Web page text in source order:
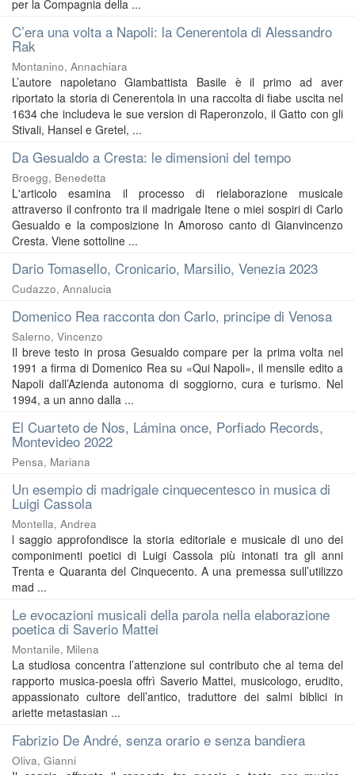
per la Compagnia della ...
C’era una volta a Napoli: la Cenerentola di Alessandro
Rak
Montanino, Annachiara
L’autore napoletano Giambattista Basile è il primo ad aver
riportato la storia di Cenerentola in una raccolta di fiabe uscita nel
1634 che includeva le sue version di Raperonzolo, il Gatto con gli
Stivali, Hansel e Gretel, ...
Da Gesualdo a Cresta: le dimensioni del tempo
Broegg, Benedetta
L'articolo esamina il processo di rielaborazione musicale
attraverso il confronto tra il madrigale Itene o miei sospiri di Carlo
Gesualdo e la composizione In Amoroso canto di Gianvincenzo
Cresta. Viene sottoline ...
Dario Tomasello, Cronicario, Marsilio, Venezia 2023
Cudazzo, Annalucia
Domenico Rea racconta don Carlo, principe di Venosa
Salerno, Vincenzo
Il breve testo in prosa Gesualdo compare per la prima volta nel
1991 a firma di Domenico Rea su «Qui Napoli», il mensile edito a
Napoli dall’Azienda autonoma di soggiorno, cura e turismo. Nel
1994, a un anno dalla ...
El Cuarteto de Nos, Lámina once, Porfiado Records,
Montevideo 2022
Pensa, Mariana
Un esempio di madrigale cinquecentesco in musica di
Luigi Cassola
Montella, Andrea
l saggio approfondisce la storia editoriale e musicale di uno dei
componimenti poetici di Luigi Cassola più intonati tra gli anni
Trenta e Quaranta del Cinquecento. A una premessa sull’utilizzo
mad ...
Le evocazioni musicali della parola nella elaborazione
poetica di Saverio Mattei
Montanile, Milena
La studiosa concentra l’attenzione sul contributo che al tema del
rapporto musica-poesia offrì Saverio Mattei, musicologo, erudito,
appassionato cultore dell’antico, traduttore dei salmi biblici in
ariette metastasian ...
Fabrizio De André, senza orario e senza bandiera
Oliva, Gianni